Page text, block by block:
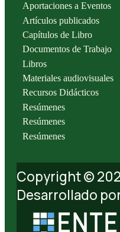
Aportaciones a Eventos
Artículos publicados
Capítulos de Libro
Documentos de Trabajo
Libros
Materiales audiovisuales
Recursos Didácticos
Resúmenes
Resúmenes
Resúmenes
Copyright ©
Desarrollado